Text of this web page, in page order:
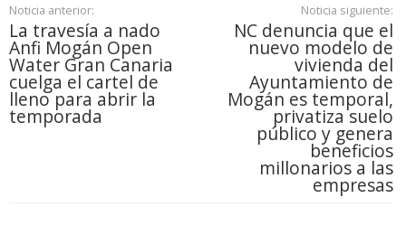
Noticia anterior:
La travesía a nado
Anfi Mogán Open
Water Gran Canaria
cuelga el cartel de
lleno para abrir la
temporada
Noticia siguiente:
NC denuncia que el
nuevo modelo de
vivienda del
Ayuntamiento de
Mogán es temporal,
privatiza suelo
público y genera
beneficios
millonarios a las
empresas